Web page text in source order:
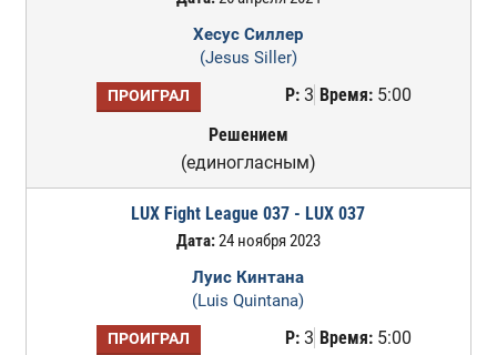
Хесус Силлер
(Jesus Siller)
ПРОИГРАЛ Р:3 Время:5:00
Решением
(единогласным)
LUX Fight League 037 - LUX 037
Дата:24 ноября 2023
Луис Кинтана
(Luis Quintana)
ПРОИГРАЛ Р:3 Время:5:00